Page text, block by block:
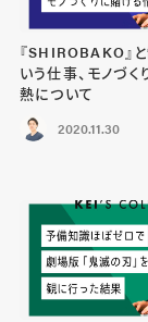
『SHIROBAKO』
いう仕事、モノづ
熱について
2020.11.30